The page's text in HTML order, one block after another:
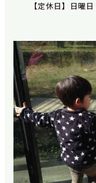
【定休日】日曜日